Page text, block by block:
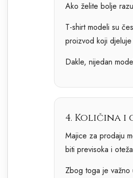
Ako želite bolje
T-shirt modeli su
proizvod koji
Dakle, nijedan
4. Količina
Majice za prodaju
biti previsoka i
Zbog toga je važno